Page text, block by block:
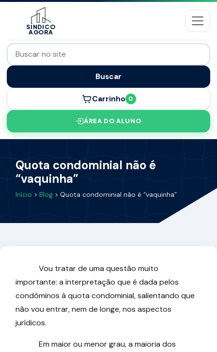
SÍNDICO
AGORA
Buscar
Carrinho 0
ÁREA DO ALUNO
Quota condominial não é
“vaquinha”
Início > Blog > Quota condominial não é “vaquinha”
Vou tratar de uma questão muito
importante: a interpretação que é dada pelos
condôminos à quota condominial, salientando que
não vou entrar, nem de longe, nos aspectos
jurídicos.
Em maior ou menor grau, a maioria dos